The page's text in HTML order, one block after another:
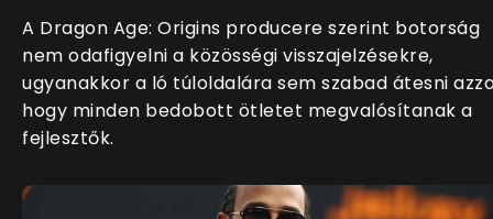
A Dragon Age: Origins producere szerint botorság
nem odafigyelni a közösségi visszajelzésekre,
ugyanakkor a ló túloldalára sem szabad átesni
hogy minden bedobott ötletet megvalósítanak a
fejlesztők.